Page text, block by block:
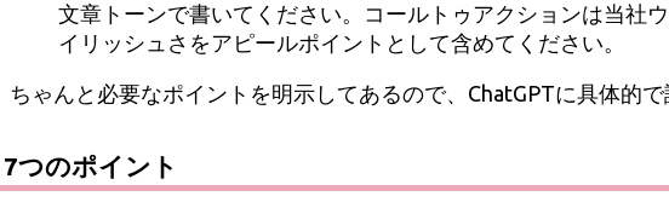
文章トーンで書いてください。コールトゥアクションは当社
イリッシュさをアピールポイントとして含めてください。
ちゃんと必要なポイントを明示してあるので、ChatGPTに具体的
7つのポイント